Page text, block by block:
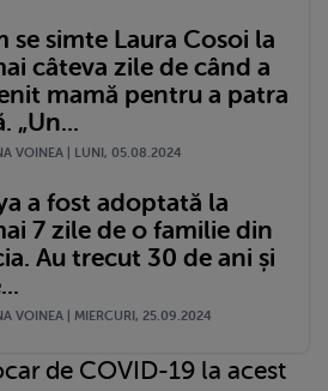
se simte Laura Cosoi la
câteva zile de când a
mamă pentru a patra
„Un...
VOINEA | LUNI, 05.08.2024
a fost adoptată la
7 zile de o familie din
Au trecut 30 de ani și
VOINEA | MIERCURI, 25.09.2024
de COVID-19 la acest